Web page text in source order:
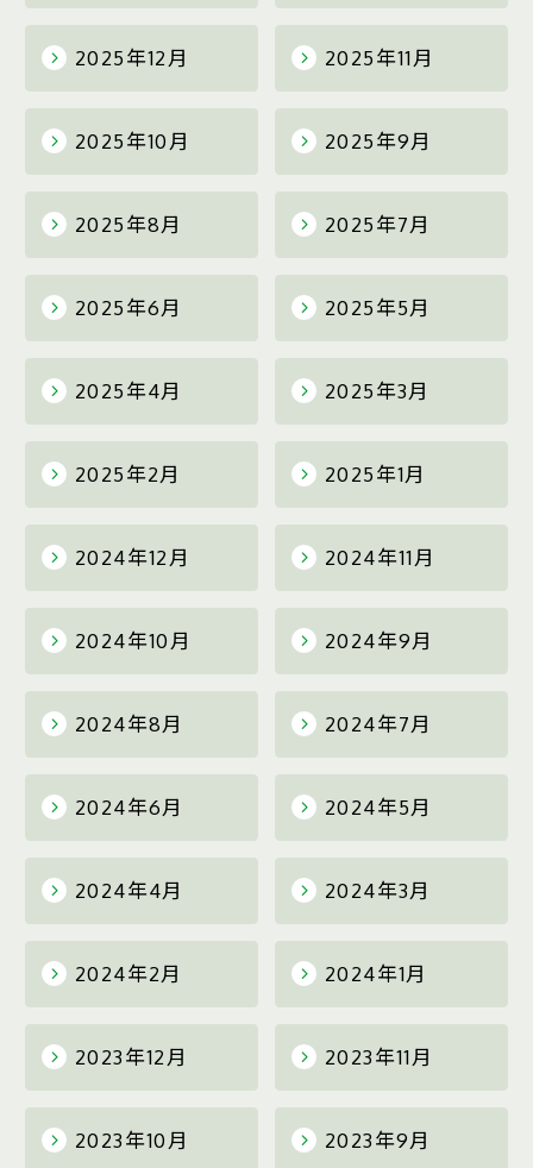
2025年12月 2025年11月
2025年10月 2025年9月
2025年8月 2025年7月
2025年6月 2025年5月
2025年4月 2025年3月
2025年2月 2025年1月
2024年12月 2024年11月
2024年10月 2024年9月
2024年8月 2024年7月
2024年6月 2024年5月
2024年4月 2024年3月
2024年2月 2024年1月
2023年12月 2023年11月
2023年10月 2023年9月